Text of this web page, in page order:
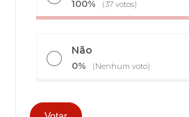
100% (37 votos)
Não
0% (Nenhum voto)